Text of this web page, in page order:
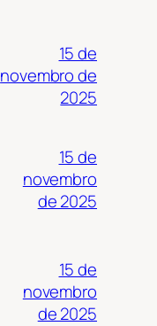
15 de
novembro de
2025
15 de
novembro
de 2025
15 de
novembro
de 2025